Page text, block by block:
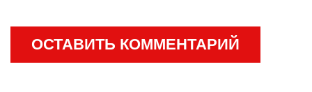
ОСТАВИТЬ КОММЕНТАРИЙ